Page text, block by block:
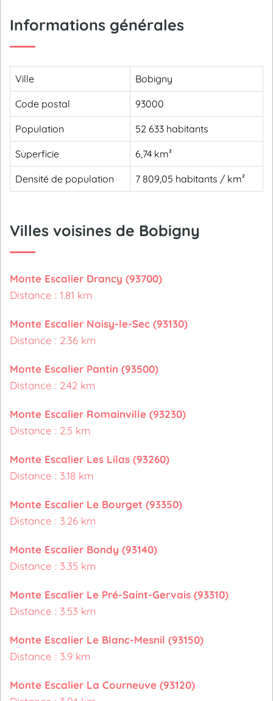
Informations générales
Ville Bobigny
Code postal 93000
Population 52 633 habitants
Superficie 6,74 km²
Densité de population 7 809,05 habitants / km²
Villes voisines de Bobigny
Monte Escalier Drancy (93700)
Distance : 1.81 km
Monte Escalier Noisy-le-Sec (93130)
Distance : 2.36 km
Monte Escalier Pantin (93500)
Distance : 2.42 km
Monte Escalier Romainville (93230)
Distance : 2.5 km
Monte Escalier Les Lilas (93260)
Distance : 3.18 km
Monte Escalier Le Bourget (93350)
Distance : 3.26 km
Monte Escalier Bondy (93140)
Distance : 3.35 km
Monte Escalier Le Pré-Saint-Gervais (93310)
Distance : 3.53 km
Monte Escalier Le Blanc-Mesnil (93150)
Distance : 3.9 km
Monte Escalier La Courneuve (93120)